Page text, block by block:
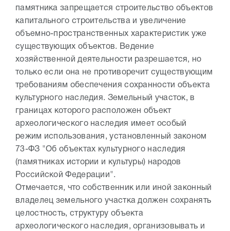
памятника запрещается строительство объектов
капитального строительства и увеличение
объемно-пространственных характеристик уже
существующих объектов. Ведение
хозяйственной деятельности разрешается, но
только если она не противоречит существующим
требованиям обеспечения сохранности объекта
культурного наследия. Земельный участок, в
границах которого расположен объект
археологического наследия имеет особый
режим использования, установленный законом
73-ФЗ "Об объектах культурного наследия
(памятниках истории и культуры) народов
Российской Федерации".
Отмечается, что собственник или иной законный
владелец земельного участка должен сохранять
целостность, структуру объекта
археологического наследия, организовывать и